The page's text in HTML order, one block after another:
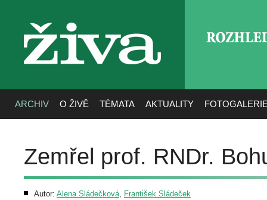
živa
ARCHIV O ŽIVĚ TÉMATA AKTUALITY
Zemřel prof. RNDr.
Autor: Alena Sládečková, František Sládeček